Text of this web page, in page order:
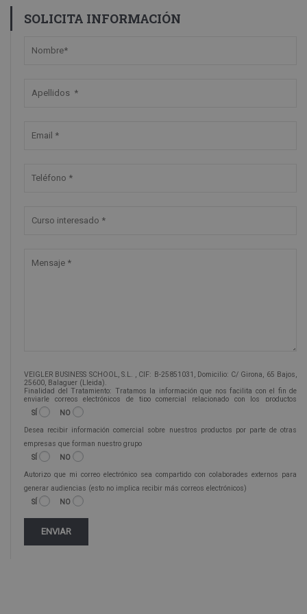
SOLICITA INFORMACIÓN
VEIGLER BUSINESS SCHOOL, S.L. , CIF: B-25851031, Domicilio: C/ Girona, 65 Bajos,
25600, Balaguer (Lleida).
Finalidad del Tratamiento: Tratamos la información que nos facilita con el fin de
enviarle correos electrónicos de tipo comercial relacionado con los productos
ofrecidos y otros tipo de productos que fueran de su interés.
Legitimación del tratamiento: Consentimiento del interesado.
a la dirección info@veigleformacion.com.
Para más información consulte nuestra Política de Privacidad.
Desea recibir información comercial (vía telefónica y/o email):
SÍ
NO
Desea recibir información comercial sobre nuestros productos por parte de otras
empresas que forman nuestro grupo
SÍ
NO
Autorizo que mi correo electrónico sea compartido con colaborades externos para
generar audiencias (esto no implica recibir más correos electrónicos)
SÍ
NO